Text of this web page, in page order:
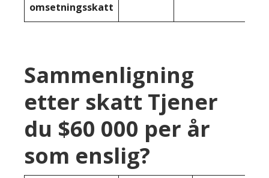
omsetningsskatt
Sammenligning
etter skatt Tjener
du $60 000 per år
som enslig?